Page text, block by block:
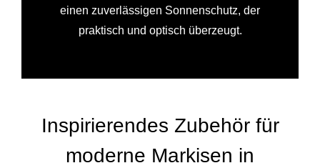
einen zuverlässigen Sonnenschutz, der
praktisch und optisch überzeugt.
Inspirierendes Zubehör für
moderne Markisen in